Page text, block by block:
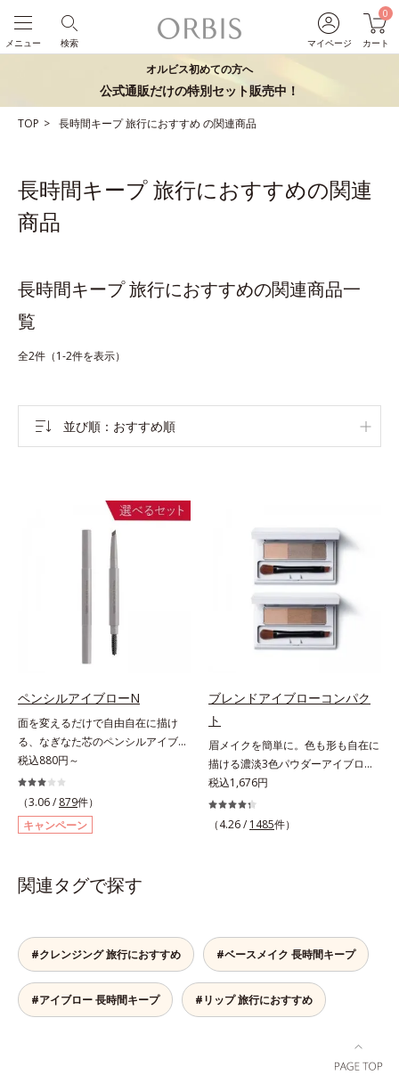
マイページ
0
カート
検索
メニュー
オルビス初めての方へ
公式通販だけの特別セット販売中！
TOP 長時間キープ旅行におすすめ の関連商品
長時間キープ 旅行におすすめの関連
商品
長時間キープ 旅行におすすめの関連商品一
覧
全2件（1-2件を表示）
並び順 おすすめ順
ペンシルアイブローN
面を変えるだけで自由自在に描け
る、なぎなた芯のペンシルアイブロ
ー。角度を変えるだけで自由自在に
描けるペンシルアイブローです。な
ぎなた芯だから、接地面を変えるだ
けで太い線から細い線まで、テクニ
ックいらずで簡単に。スムースライ
にはスクリューブラシが付いている
活躍。これ1本で完成度の高い、ふ
んわり眉に仕上がります。※中身を
取り替えられるリフィルをご用意し
ています。* ダイマージリノール酸
ダイマージレイルビス（ベヘニル/
税込880円～
（3.06 / 879件）
キャンペーン
ブレンドアイブローコンパク
ト
眉メイクを簡単に。色も形も自在に
描ける濃淡3色パウダーアイブロ
ー。眉は髪の色に合わせると自然。
濃淡3色セットなら、混ぜ方次第で
自分にぴったりの眉色が作れます。
ウダー」の成せるワザ。軽くブラシ
を引くだけで、眉尻ラインまでキレ
イに描け、仕上がりはどこまでもナ
チュラル。汗、皮脂にも強く、描き
税込1,676円
（4.26 / 1485件）
関連タグで探す
#クレンジング 旅行におすすめ #ベースメイク 長時間キープ
#アイブロー 長時間キープ #リップ 旅行におすすめ